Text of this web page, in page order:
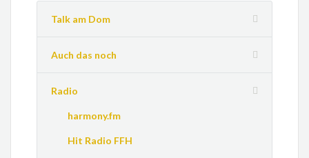
Talk am Dom
Auch das noch
Radio
harmony.fm
Hit Radio FFH